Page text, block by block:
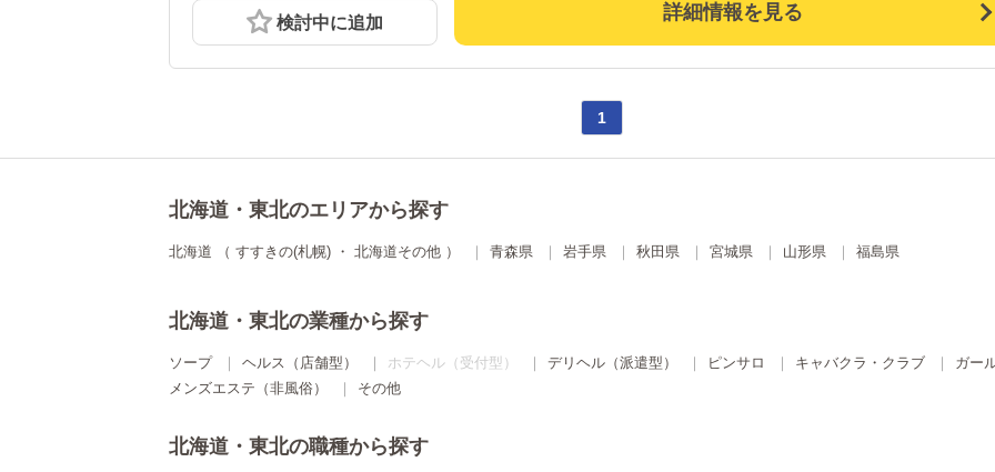
検討中に追加 詳細情報を見る
1
北海道・東北のエリアから探す
北海道 （ すすきの(札幌) ・ 北海道その他 ） 青森県 岩手県 秋田県 宮城県 山形県 福島県
北海道・東北の業種から探す
ソープ ヘルス（店舗型） ホテヘル（受付型） デリヘル（派遣型） ピンサロ キャバクラ・クラブ ガー
メンズエステ（非風俗）
その他
北海道・東北の職種から探す